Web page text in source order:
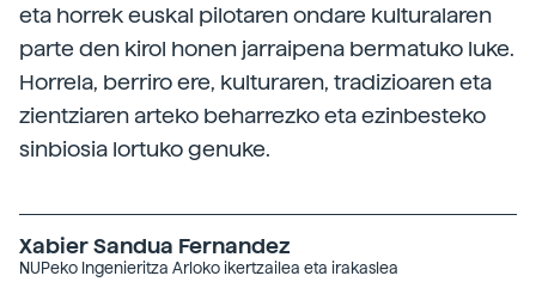
eta horrek euskal pilotaren ondare kulturalaren
parte den kirol honen jarraipena bermatuko luke.
Horrela, berriro ere, kulturaren, tradizioaren eta
zientziaren arteko beharrezko eta ezinbesteko
sinbiosia lortuko genuke.
Xabier Sandua Fernandez
NUPeko Ingenieritza Arloko ikertzailea eta irakaslea